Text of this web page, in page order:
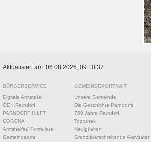
Aktualisiert am: 06.08.2026; 09:10:37
BÜRGERSERVICE
Digitale Amtstafel
ÖEK Parndorf
PARNDORF HILFT
CORONA
Amtshelfer/ Formulare
Gemeindeamt
GEMEINDEPORTRAIT
Unsere Gemeinde
Die Geschichte Parndorfs
750 Jahre Parndorf
Topothek
Neuigkeiten
Grenzüberschreitende Aktivitäten